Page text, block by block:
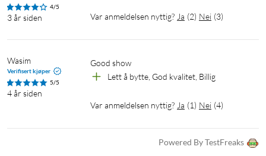
4/5
3 år siden Var anmeldelsen nyttig? Ja (2) Nei (3)
Wasim
Verifisert kjøper
5/5
4 år siden
Good show
Lett å bytte, God kvalitet, Billig
Var anmeldelsen nyttig? Ja (1) Nei (4)
Powered By TestFreaks